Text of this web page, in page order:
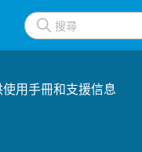
用手冊和支援信息